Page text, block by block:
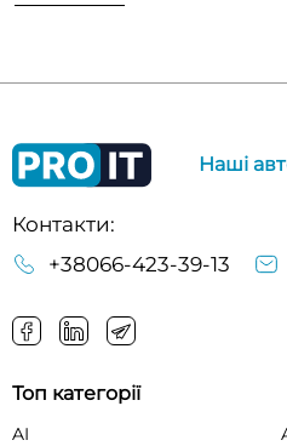
Контакти:
+38066-423-39-13
Наші
Топ категорії
AI